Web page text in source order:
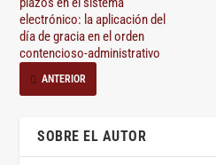
electrónico: la aplicación del
día de gracia en el orden
contencioso-administrativo
ANTERIOR
SOBRE EL AUTOR